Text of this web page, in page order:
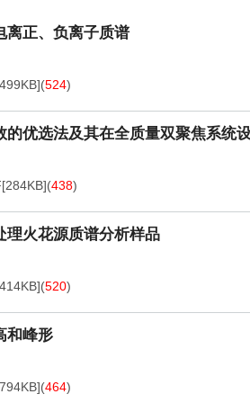
离正、负离子质谱
499KB](524)
的优选法及其在全质量双聚焦系统
284KB](438)
理火花源质谱分析样品
414KB](520)
和峰形
794KB](464)